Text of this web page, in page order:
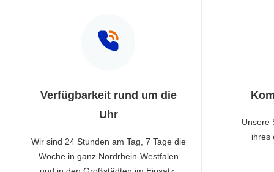
Verfügbarkeit rund um die
Uhr
Wir sind 24 Stunden am Tag, 7 Tage die
Woche in ganz Nordrhein-Westfalen
Unsere
ihres